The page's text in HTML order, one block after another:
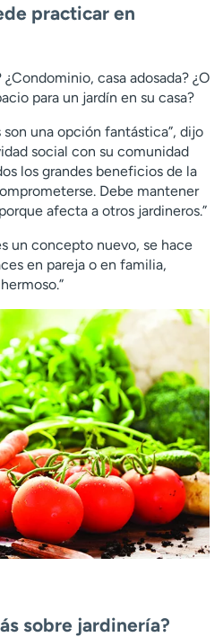
practicar en
casa adosada? ¿O
para un jardín en su casa?
una opción fantástica”, dijo
social con su comunidad
los grandes beneficios de la
Debe mantener
afecta a otros jardineros.”
un concepto nuevo, se hace
en pareja o en familia,
sobre jardinería?